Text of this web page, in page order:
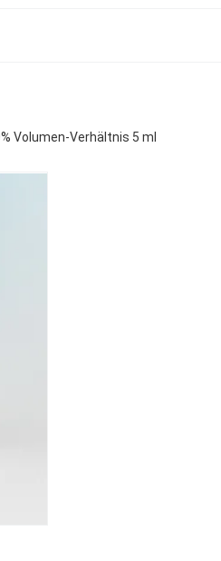
Volumen-Verhältnis 5 ml